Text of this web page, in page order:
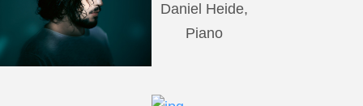
Daniel Heide,
Piano